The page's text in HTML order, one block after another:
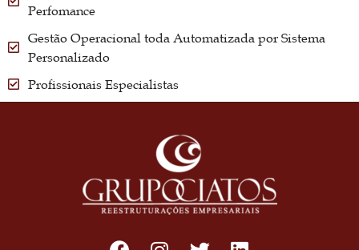
Perfomance
Gestão Operacional toda Automatizada por Sistema
Personalizado
Profissionais Especialistas